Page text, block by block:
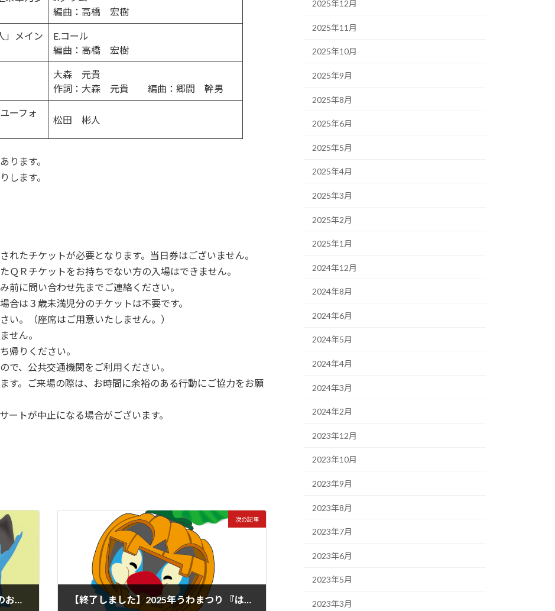
編曲：高橋 宏樹
」メイン
E.コール
編曲：高橋 宏樹
大森 元貴
作詞：大森 元貴 編曲：郷間 幹男
ーフォ
松田 彬人
ります。
します。
たチケットが必要となります。当日券はございません。
Ｒチケットをお持ちでない方の入場はできません。
に問い合わせ先までご連絡ください。
は３歳未満児分のチケットは不要です。
。（座席はご用意いたしません。）
せん。
帰りください。
、公共交通機関をご利用ください。
す。ご来場の際は、お時間に余裕のある行動にご協力をお願
トが中止になる場合がございます。
【募集終了】マイコレクション2025のおしらせ
次の記事
【終了しました】2025年うわまつり 『はーぶくんをさがせ！』
2025年12月
2025年11月
2025年10月
2025年9月
2025年8月
2025年6月
2025年5月
2025年4月
2025年3月
2025年2月
2025年1月
2024年12月
2024年8月
2024年6月
2024年5月
2024年4月
2024年3月
2024年2月
2023年12月
2023年10月
2023年9月
2023年8月
2023年7月
2023年6月
2023年5月
2023年3月